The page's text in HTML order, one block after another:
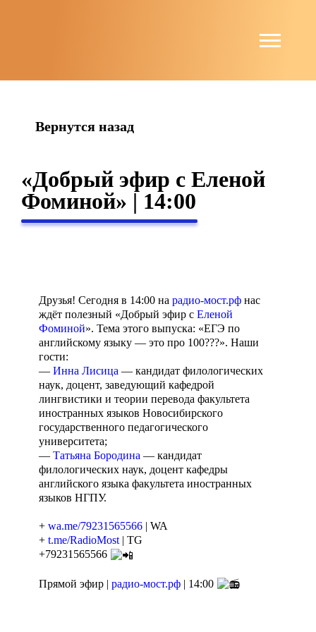
Вернутся назад
«Добрый эфир с Еленой
Фоминой» | 14:00
Друзья! Сегодня в 14:00 на радио-мост.рф нас
ждёт полезный «Добрый эфир с Еленой
Фоминой». Тема этого выпуска: «ЕГЭ по
английскому языку — это про 100???». Наши
гости:
— Инна Лисица — кандидат филологических
наук, доцент, заведующий кафедрой
лингвистики и теории перевода факультета
иностранных языков Новосибирского
государственного педагогического
университета;
— Татьяна Бородина — кандидат
филологических наук, доцент кафедры
английского языка факультета иностранных
языков НГПУ.
+ wa.me/79231565566 | WA
+ t.me/RadioMost | TG
+79231565566
Прямой эфир | радио-мост.рф | 14:00